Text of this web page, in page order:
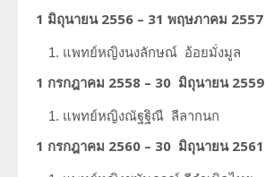
1 มิถุนายน 2556 – 31 พฤษภาคม 2557
แพทย์หญิงนงลักษณ์ อ้อยมั่งมูล
1 กรกฎาคม 2558 – 30 มิถุนายน 2559
แพทย์หญิงณัฐฐิณี ลีลากนก
1 กรกฎาคม 2560 – 30 มิถุนายน 2561